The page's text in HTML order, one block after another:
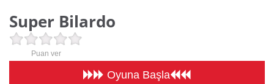
Futbol
Çocuk
Hızlı Okuma Testi
Super Bilardo
Puan ver
Oyuna Başla